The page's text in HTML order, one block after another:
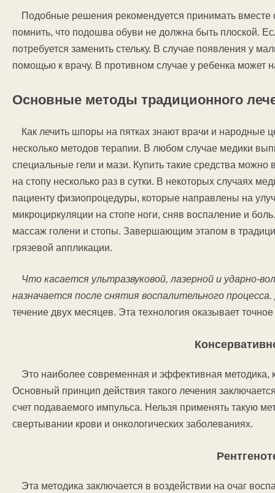
Подобные решения рекомендуется принимать
помнить, что подошва обуви не должна быть плоской.
потребуется заменить стельку. В случае появления у
помощью к врачу. В противном случае у ребенка может
Основные методы традиционного
Как лечить шпоры на пятках знают врачи и народные
несколько методов терапии. В любом случае медики
специальные гели и мази. Купить такие средства можно
на стопу несколько раз в сутки. В некоторых случаях
пациенту физиопроцедуры, которые направлены на
микроциркуляции на стопе ноги, сняв воспаление и
массаж голени и стопы. Завершающим этапом в
грязевой аппликации.
Что касается ультразвуковой, лазерной и ударно-
назначается после снятия воспалительного процесса.
течение двух месяцев. Эта технология оказывает
Это наиболее современная и эффективная методика,
Основный принцип действия такого лечения
счет подаваемого импульса. Нельзя применять такую
свертывании крови и онкологических заболеваниях.
Эта методика заключается в воздействии на очаг